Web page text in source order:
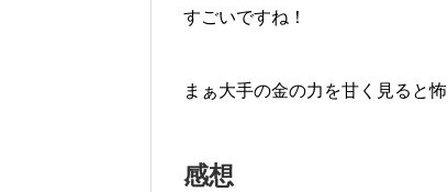
すごいですね！
まぁ大手の金の力を甘く見ると
感想